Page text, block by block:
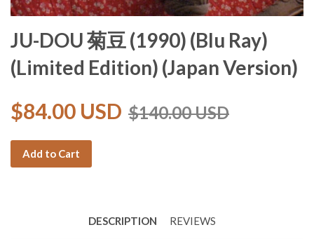
JU-DOU 菊豆 (1990) (Blu Ray)
(Limited Edition) (Japan Version)
$84.00 USD $140.00 USD
Add to Cart
DESCRIPTION REVIEWS